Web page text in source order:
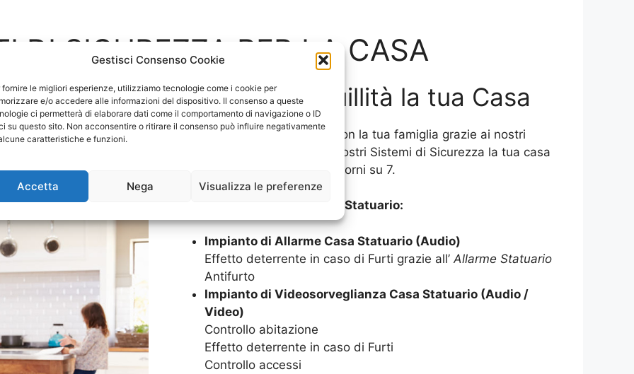
Gestisci Consenso Cookie
fornire le migliori esperienze, utilizziamo tecnologie come i cookie per
e/o accedere alle informazioni del dispositivo. Il consenso a queste
ci permetterà di elaborare dati come il comportamento di navigazione o ID
su questo sito. Non acconsentire o ritirare il consenso può influire negativamente
caratteristiche e funzioni.
Accetta Nega Visualizza le preferenze
DI SICUREZZA PER LA CASA
Goditi in tranquillità la tua Casa
Goditi in serenità la tua casa con la tua famiglia grazie ai nostri
Impianti di Allarme. Grazie ai nostri Sistemi di Sicurezza la tua casa
sarà protetta 24 ore su 24, 7 giorni su 7.
SISTEMI DI SICUREZZA CASA Statuario:
Impianto di Allarme Casa Statuario (Audio)
Effetto deterrente in caso di Furti grazie all’Allarme Statuario
Antifurto
Impianto di Videosorveglianza Casa Statuario (Audio /
Video)
Controllo abitazione
Effetto deterrente in caso di Furti
Controllo accessi